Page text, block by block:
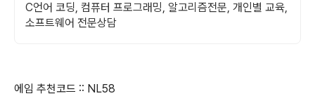
C언어 코딩, 컴퓨터 프로그래밍, 알고리즘전문, 개인별 교육,
소프트웨어 전문상담
에임 추천코드 :: NL58